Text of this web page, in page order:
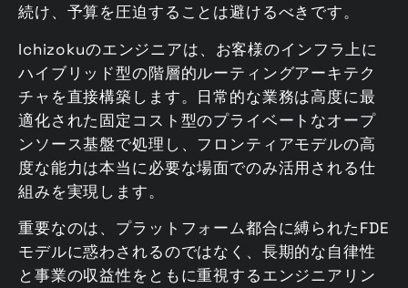
続け、予算を圧迫することは避けるべきです。
Ichizokuのエンジニアは、お客様のインフラ上に
ハイブリッド型の階層的ルーティングアーキテク
チャを直接構築します。日常的な業務は高度に最
適化された固定コスト型のプライベートなオープ
ンソース基盤で処理し、フロンティアモデルの高
度な能力は本当に必要な場面でのみ活用される仕
組みを実現します。
重要なのは、プラットフォーム都合に縛られたFDE
モデルに惑わされるのではなく、長期的な自律性
と事業の収益性をともに重視するエンジニアリン